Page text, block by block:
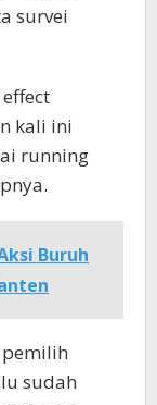
survei
kali ini
running
Buruh
sudah